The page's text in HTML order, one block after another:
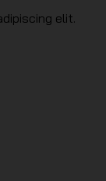
elit.